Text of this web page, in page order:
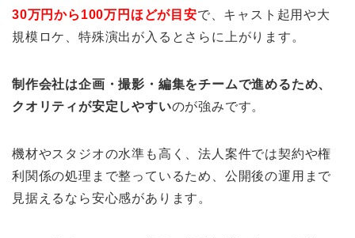
30万円から100万円ほどが目安で、キャスト起用や大
規模ロケ、特殊演出が入るとさらに上がります。
制作会社は企画・撮影・編集をチームで進めるため、
クオリティが安定しやすいのが強みです。
機材やスタジオの水準も高く、法人案件では契約や権
利関係の処理まで整っているため、公開後の運用まで
見据えるなら安心感があります。